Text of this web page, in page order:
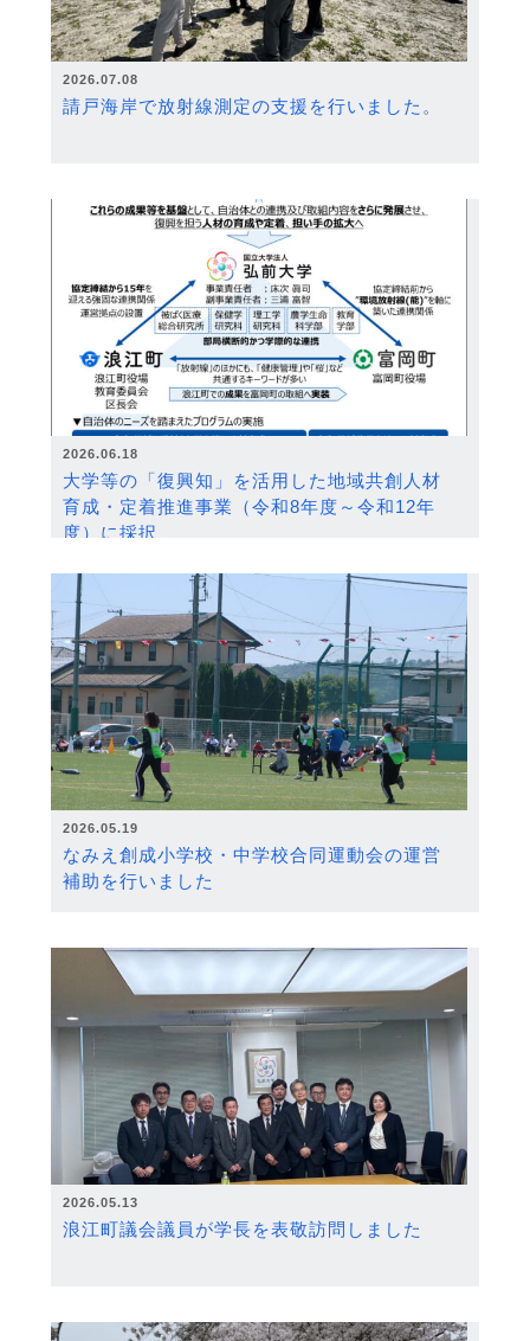
2026.07.08
請戸海岸で放射線測定の支援を行いました。
2026.06.18
大学等の「復興知」を活用した地域共創人材
育成・定着推進事業（令和8年度～令和12年
度）に採択
2026.05.19
なみえ創成小学校・中学校合同運動会の運営
補助を行いました
2026.05.13
浪江町議会議員が学長を表敬訪問しました